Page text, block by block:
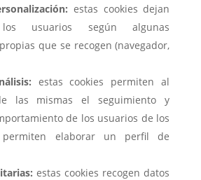
estas cookies dejan
usuarios según algunas
que se recogen (navegador,
estas cookies permiten al
las mismas el seguimiento y
de los usuarios de los
elaborar un perfil de
estas cookies recogen datos